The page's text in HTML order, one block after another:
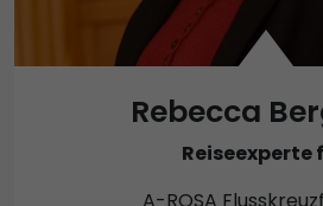
Rebecca
Reiseexperte
A-ROSA